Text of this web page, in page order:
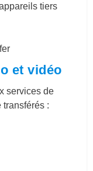
tiers
et vidéo
services de
: